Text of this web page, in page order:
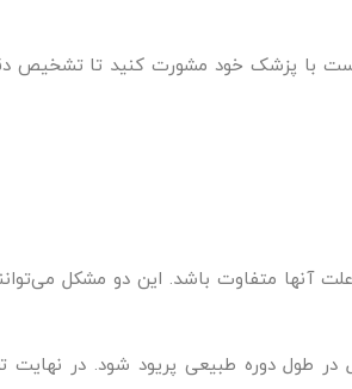
است با پزشک خود مشورت کنید تا
آنها متفاوت باشد. این دو مشکل
طول دوره طبیعی پریود شود. در نهایت